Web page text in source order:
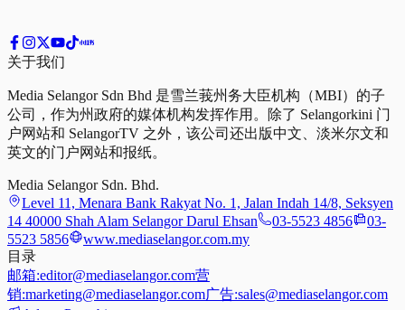
关于我们
Media Selangor Sdn Bhd 是雪兰莪州务大臣机构（MBI）的子
公司，作为州政府的媒体机构发挥作用。除了 Selangorkini 门
户网站和 SelangorTV 之外，该公司还出版中文、淡米尔文和
英文的门户网站和报纸。
Media Selangor Sdn. Bhd.
Level 11, Menara Bank Rakyat No. 1, Jalan Indah 14/8, Seksyen
14 40000 Shah Alam Selangor Darul Ehsan
03-5523 4856
03-
5523 5856
www.mediaselangor.com.my
目录
邮箱:editor@mediaselangor.com营
销:marketing@mediaselangor.com广告:sales@mediaselangor.com